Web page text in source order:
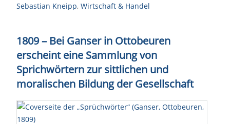
Sebastian Kneipp, Wirtschaft & Handel
1809 – Bei Ganser in Ottobeuren
erscheint eine Sammlung von
Sprichwörtern zur sittlichen und
moralischen Bildung der Gesellschaft